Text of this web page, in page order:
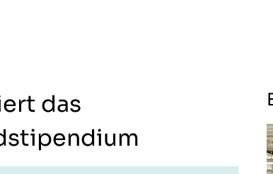
das